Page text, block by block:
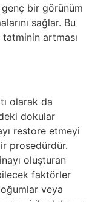
genç bir görünüm
sağlar. Bu
artması
olarak da
dokular
restore etmeyi
prosedürdür.
oluşturan
faktörler
veya